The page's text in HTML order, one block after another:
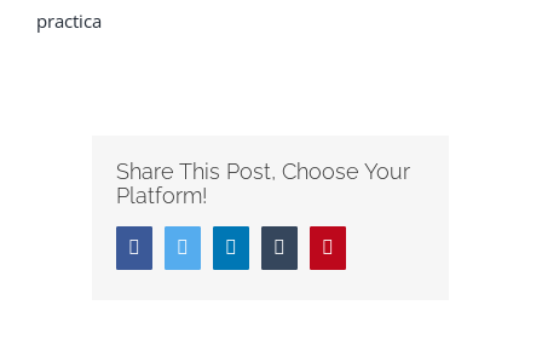
practica
Share This Post, Choose Your
Platform!
FacebookTwitter LinkedInTumblr